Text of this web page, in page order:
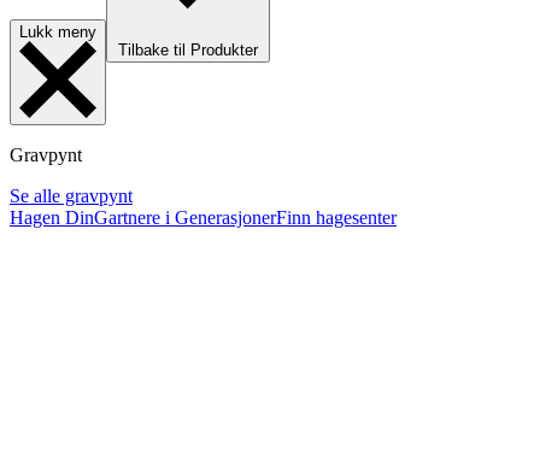
Lukk meny
Tilbake til Produkter
Gravpynt
Se alle gravpynt
Hagen DinGartnere i GenerasjonerFinn hagesenter